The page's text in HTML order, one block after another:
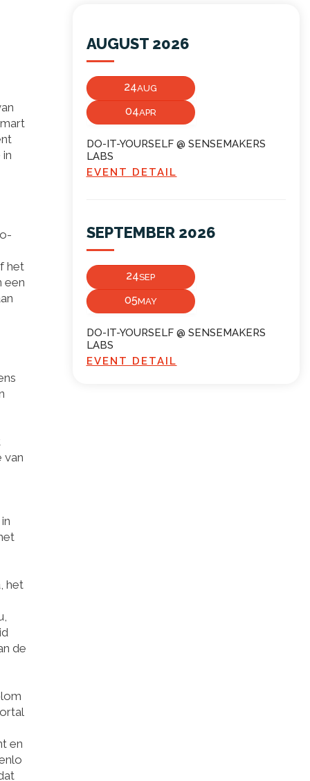
het
een
van
het
de
en
AUGUST 2026
24AUG
04APR
DO-IT-YOURSELF @ SENSEMAKERS
LABS
EVENT DETAIL
SEPTEMBER 2026
24SEP
05MAY
DO-IT-YOURSELF @ SENSEMAKERS
LABS
EVENT DETAIL